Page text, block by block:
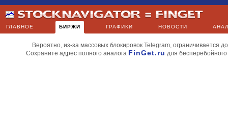
ГЛАВНОЕ БИРЖИ ГРАФИКИ НОВОСТИ
Вероятно, из-за массовых блокировок Telegram, ограничивается
Сохраните адрес полного аналога FinGet.ru для